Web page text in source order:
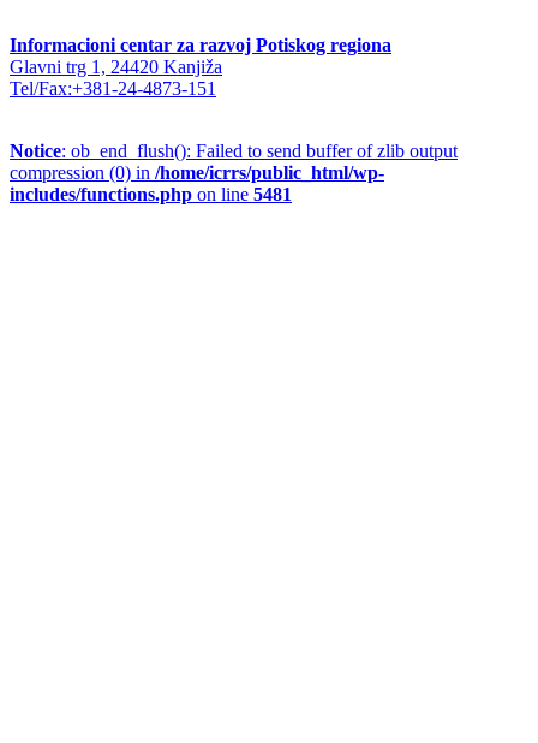
Informacioni centar za razvoj Potiskog regiona
Glavni trg 1, 24420 Kanjiža
Tel/Fax:+381-24-4873-151
Notice: ob_end_flush(): Failed to send buffer of zlib output
compression (0) in /home/icrrs/public_html/wp-
includes/functions.php on line 5481